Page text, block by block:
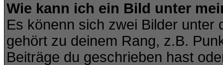
Wie kann ich ein Bild unter
Es könenn sich zwei Bilder unter
gehört zu deinem Rang, z.B.
Beiträge du geschrieben hast